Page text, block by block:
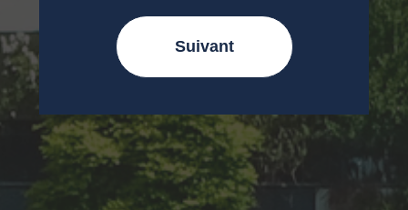
Suivant